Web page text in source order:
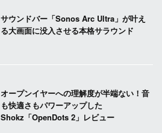
サウンドバー「Sonos Arc Ultra」が叶え
る大画面に没入させる本格サラウンド
オープンイヤーへの理解度が半端ない！音
も快適さもパワーアップした
Shokz「OpenDots 2」レビュー